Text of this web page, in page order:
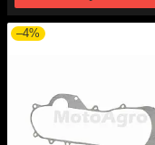
–4%